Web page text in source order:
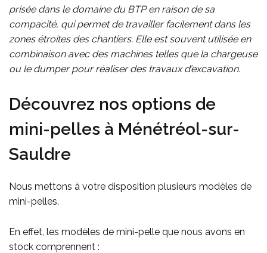
prisée dans le domaine du BTP en raison de sa
compacité, qui permet de travailler facilement dans les
zones étroites des chantiers. Elle est souvent utilisée en
combinaison avec des machines telles que la chargeuse
ou le dumper pour réaliser des travaux d’excavation.
Découvrez nos options de
mini-pelles à Ménétréol-sur-
Sauldre
Nous mettons à votre disposition plusieurs modèles de
mini-pelles.
En effet, les modèles de mini-pelle que nous avons en
stock comprennent :